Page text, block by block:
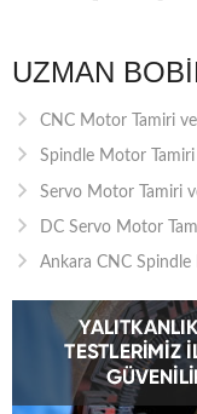
UZMAN
CNC Motor Tamiri ve
Spindle Motor Tamiri
Servo Motor Tamiri
DC Servo Motor
Ankara CNC